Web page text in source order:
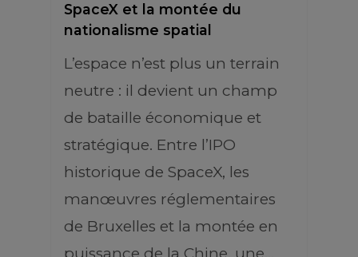
SpaceX et la montée du
nationalisme spatial
L’espace n’est plus un terrain
neutre : il devient un champ
de bataille économique et
stratégique. Entre l’IPO
historique de SpaceX, les
manœuvres réglementaires
de Bruxelles et la montée en